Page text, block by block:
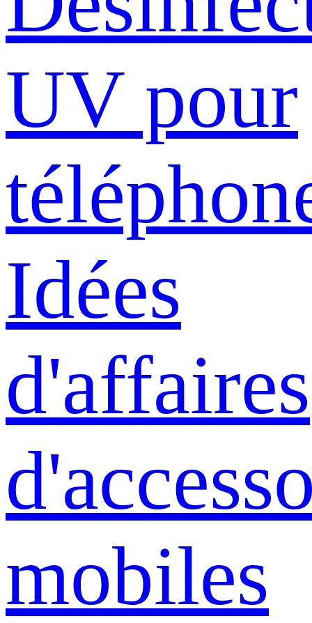
UV pour
Idées
d'affaires
mobiles